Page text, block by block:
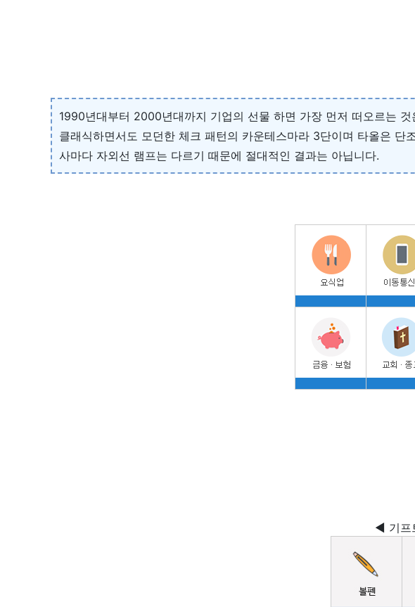
1990년대부터 2000년대까지 기업의 선물 하면 가장 먼저 떠오르는
클래식하면서도 모던한 체크 패턴의 카운테스마라 3단이며 타올은
사마다 자외선 램프는 다르기 때문에 절대적인 결과는 아닙니다.
◀ 기프